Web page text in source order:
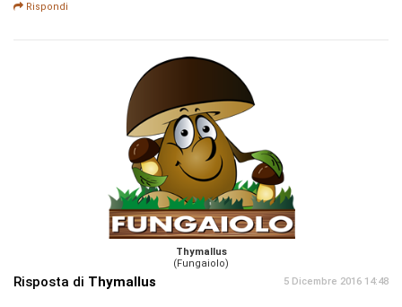
Rispondi
Thymallus
(Fungaiolo)
Risposta di Thymallus 5 Dicembre 2016 14:48